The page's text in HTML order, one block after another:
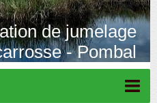
de jumelage
- Pombal